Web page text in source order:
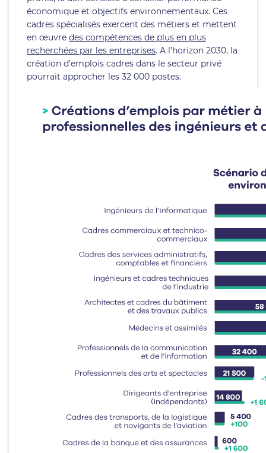
économique et objectifs environnementaux. Ces
cadres spécialisés exercent des métiers et mettent
en œuvre des compétences de plus en plus
recherchées par les entreprises. A l’horizon 2030, la
création d’emplois cadres dans le secteur privé
pourrait approcher les 32 000 postes.